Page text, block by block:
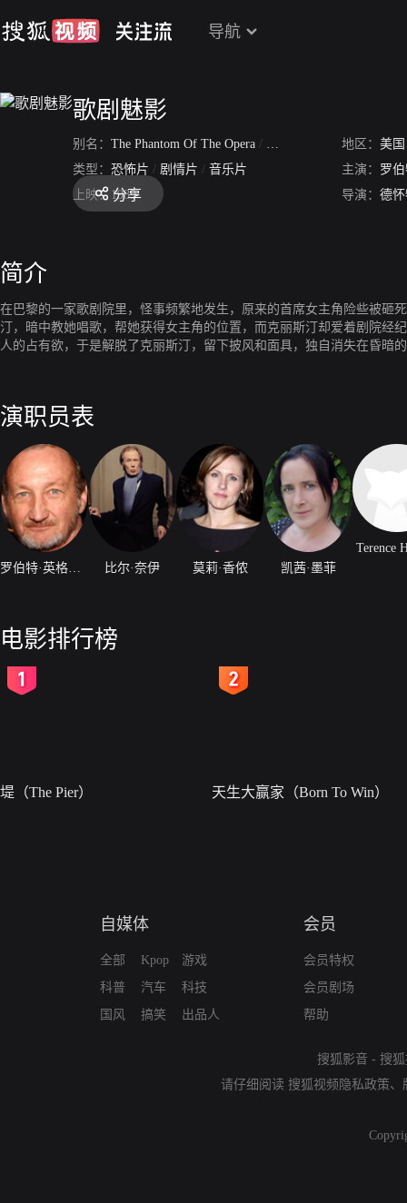
导航
歌剧魅影
别名： The Phantom Of The Opera / 歌剧魅影 89 美国版
地区： 美国
类型： 恐怖片 / 剧情片 / 音乐片 主演： 罗
上映： 1989 导演： 德怀
分享
简介
在巴黎的一家歌剧院里，怪事频繁地发生，原来的首席女主角险些被砸
汀，暗中教她唱歌，帮她获得女主角的位置，而克丽斯汀却爱着剧院经
人的占有欲，于是解脱了克丽斯汀，留下披风和面具，独自消失在昏暗
演职员表
比尔·奈伊 莫莉·香侬 凯茜·墨菲
Terence
电影排行榜
堤（The Pier） 天生大赢家（Born To Win）
自媒体
全部
科普
国风
Kpop
汽车
搞笑
游戏
科技
出品人
会员
会员特权
会员剧场
帮助
搜狐影音 - 搜
请仔细阅读 搜狐视频隐私政策、